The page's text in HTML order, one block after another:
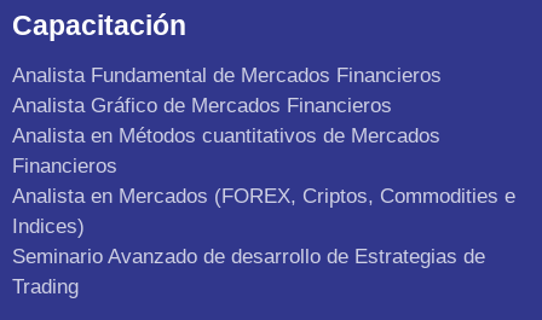
Capacitación
Analista Fundamental de Mercados Financieros
Analista Gráfico de Mercados Financieros
Analista en Métodos cuantitativos de Mercados
Financieros
Analista en Mercados (FOREX, Criptos, Commodities e
Indices)
Seminario Avanzado de desarrollo de Estrategias de
Trading